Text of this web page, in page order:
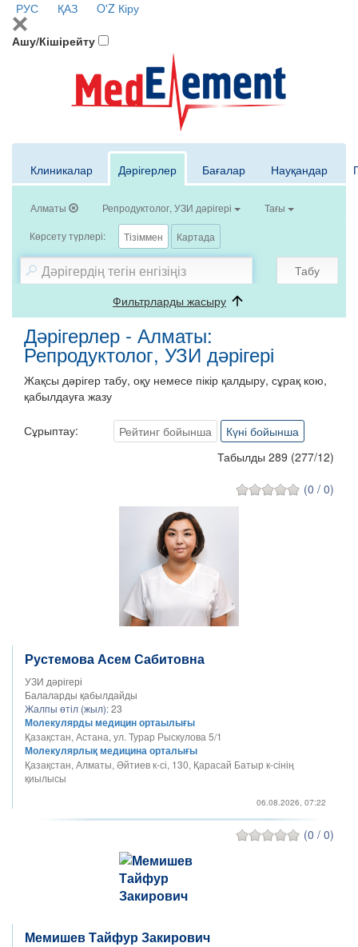
РУС ҚАЗ O'Z Кіру
Ашу/Кішірейту
Клиникалар Дәрігерлер Бағалар Науқандар
Алматы Репродуктолог, УЗИ дәрігері Тағы
Көрсету түрлері: Тізіммен Картада
Табу
Фильтрларды жасыру
Дәрігерлер - Алматы:
Репродуктолог, УЗИ дәрігері
Жақсы дәрігер табу, оқу немесе пікір қалдыру, сұрақ кою,
қабылдауға жазу
Сұрыптау: Рейтинг бойынша
Күні бойынша
Табылды 289 (277/12)
(0 / 0)
Рустемова Асем Сабитовна
УЗИ дәрігері
Балаларды қабылдайды
Жалпы өтіл (жыл):23
Молекулярды медицин ортаылығы
Қазақстан, Астана, ул. Турар Рыскулова 5/1
Молекулярлық медицина орталығы
Қазақстан, Алматы, Әйтиев к-сі, 130, Қарасай Батыр к-сінің
қиылысы
06.08.2026, 07:22
(0 / 0)
Мемишев Тайфур Закирович